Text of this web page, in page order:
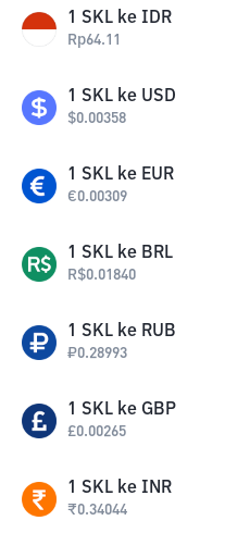
1 SKL ke IDR
Rp64.11
1 SKL ke USD
$0.00358
1 SKL ke EUR
€0.00309
1 SKL ke BRL
R$0.01840
1 SKL ke RUB
₽0.28993
1 SKL ke GBP
£0.00265
1 SKL ke INR
₹0.34044